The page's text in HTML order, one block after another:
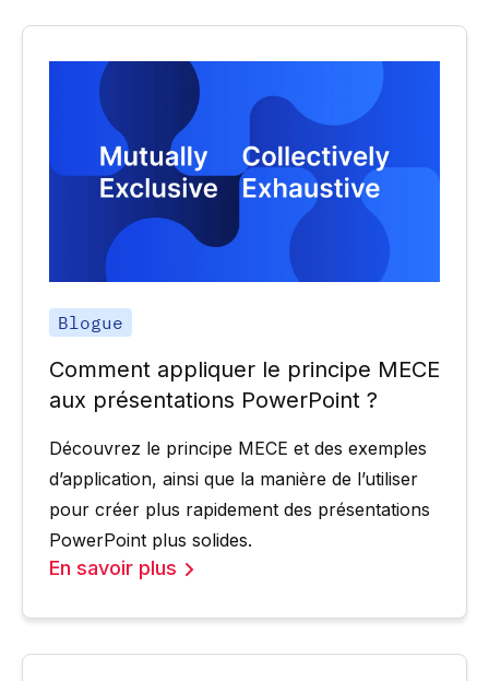
Blogue
Comment appliquer le principe MECE
aux présentations PowerPoint ?
Découvrez le principe MECE et des exemples
d’application, ainsi que la manière de l’utiliser
pour créer plus rapidement des présentations
PowerPoint plus solides.
En savoir plus